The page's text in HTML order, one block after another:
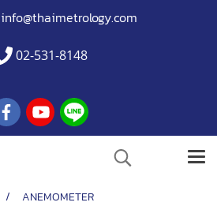
info@thaimetrology.com
02-531-8148
ANEMOMETER